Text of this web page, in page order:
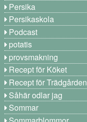
Persika
Persikaskola
Podcast
potatis
provsmakning
Recept för Köket
Recept för Trädgården
Såhär odlar jag
Sommar